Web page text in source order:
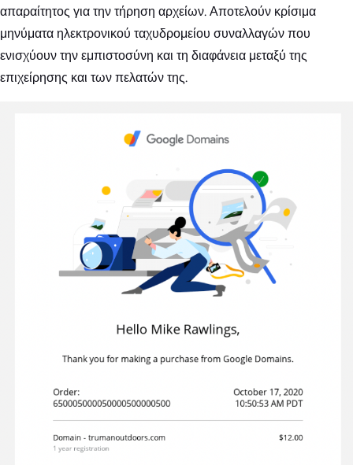
απαραίτητος για την τήρηση αρχείων. Αποτελούν κρίσιμα
μηνύματα ηλεκτρονικού ταχυδρομείου συναλλαγών που
ενισχύουν την εμπιστοσύνη και τη διαφάνεια μεταξύ της
επιχείρησης και των πελατών της.